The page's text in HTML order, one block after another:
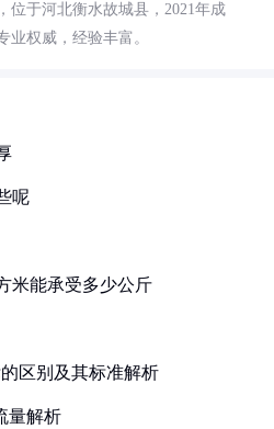
位于河北衡水故城县，2021年成
业权威，经验丰富。
呢
米能承受多少公斤
区别及其标准解析
量解析